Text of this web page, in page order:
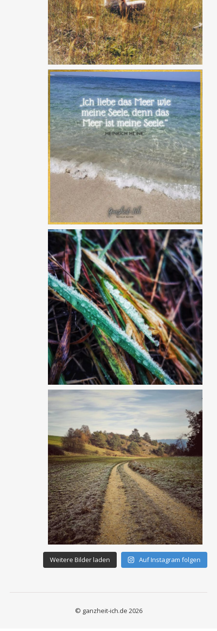
Weitere Bilder laden Auf Instagram folgen
© ganzheit-ich.de 2026